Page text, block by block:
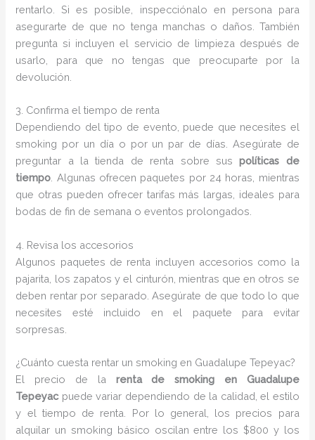
rentarlo. Si es posible, inspecciónalo en persona para
asegurarte de que no tenga manchas o daños. También
pregunta si incluyen el servicio de limpieza después de
usarlo, para que no tengas que preocuparte por la
devolución.
3. Confirma el tiempo de renta
Dependiendo del tipo de evento, puede que necesites el
smoking por un día o por un par de días. Asegúrate de
preguntar a la tienda de renta sobre suspolíticas de
tiempo . Algunas ofrecen paquetes por 24 horas, mientras
que otras pueden ofrecer tarifas más largas, ideales para
bodas de fin de semana o eventos prolongados.
4. Revisa los accesorios
Algunos paquetes de renta incluyen accesorios como la
pajarita, los zapatos y el cinturón, mientras que en otros se
deben rentar por separado. Asegúrate de que todo lo que
necesites esté incluido en el paquete para evitar
sorpresas.
¿Cuánto cuesta rentar un smoking en Guadalupe Tepeyac?
El precio de la renta de smoking en Guadalupe
Tepeyacpuede variar dependiendo de la calidad, el estilo
y el tiempo de renta. Por lo general, los precios para
alquilar un smoking básico oscilan entre los $800 y los